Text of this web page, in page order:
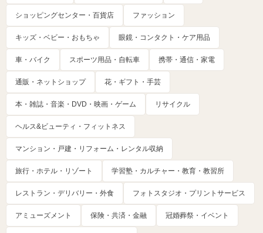
ショッピングセンター・百貨店 ファッション
キッズ・ベビー・おもちゃ 眼鏡・コンタクト・ケア用品
車・バイク スポーツ用品・自転車 携帯・通信・家電
通販・ネットショップ 花・ギフト・手芸
本・雑誌・音楽・DVD・映画・ゲーム リサイクル
ヘルス&ビューティ・フィットネス
マンション・戸建・リフォーム・レンタル収納
旅行・ホテル・リゾート 学習塾・カルチャー・教育・教習所
レストラン・デリバリー・外食 フォトスタジオ・プリントサービス
アミューズメント 保険・共済・金融 冠婚葬祭・イベント